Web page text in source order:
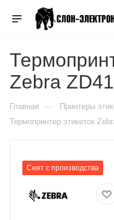
Zebra
Главная — Принтеры
Термопринтер этикеток
Снят с производства